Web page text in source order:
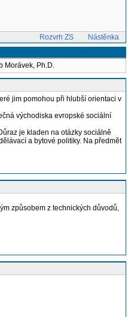
Rozvrh ZS
Nástěnka
Morávek, Ph.D.
jim pomohou při hlubší orientaci v
východiska evropské sociální
je kladen na otázky sociálně
a bytové politiky. Na předmět
způsobem z technických důvodů,